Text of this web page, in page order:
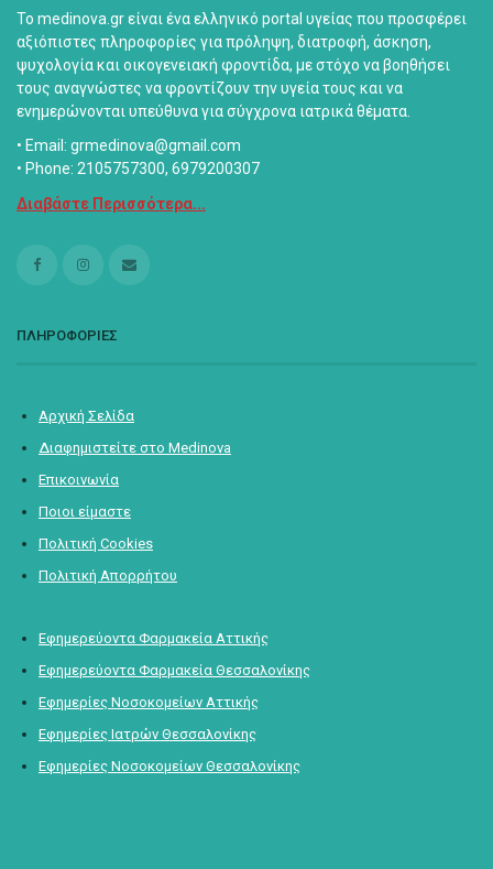
Το medinova.gr είναι ένα ελληνικό portal υγείας που προσφέρει
αξιόπιστες πληροφορίες για πρόληψη, διατροφή, άσκηση,
ψυχολογία και οικογενειακή φροντίδα, με στόχο να βοηθήσει
τους αναγνώστες να φροντίζουν την υγεία τους και να
ενημερώνονται υπεύθυνα για σύγχρονα ιατρικά θέματα.
• Email: grmedinova@gmail.com
• Phone: 2105757300, 6979200307
Διαβάστε Περισσότερα...
ΠΛΗΡΟΦΟΡΙΕΣ
Αρχική Σελίδα
Διαφημιστείτε στο Medinova
Επικοινωνία
Ποιοι είμαστε
Πολιτική Cookies
Πολιτική Απορρήτου
Εφημερεύοντα Φαρμακεία Αττικής
Εφημερεύοντα Φαρμακεία Θεσσαλονίκης
Εφημερίες Νοσοκομείων Αττικής
Εφημερίες Ιατρών Θεσσαλονίκης
Εφημερίες Νοσοκομείων Θεσσαλονίκης